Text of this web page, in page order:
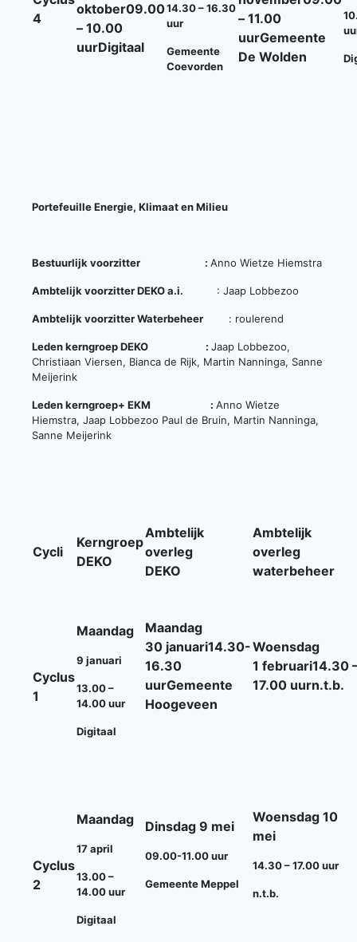
4
oktober09.00
– 10.00
uurDigitaal
14.30 – 16.30
uur
Gemeente
Coevorden
– 11.00
uurGemeente
De Wolden
Portefeuille Energie, Klimaat en Milieu
Bestuurlijk voorzitter : Anno Wietze Hiemstra
Ambtelijk voorzitter DEKO a.i. : Jaap Lobbezoo
Ambtelijk voorzitter Waterbeheer : roulerend
Leden kerngroep DEKO : Jaap Lobbezoo,
Christiaan Viersen, Bianca de Rijk, Martin Nanninga, Sanne
Meijerink
Leden kerngroep+ EKM : Anno Wietze
Hiemstra, Jaap Lobbezoo Paul de Bruin, Martin Nanninga,
Sanne Meijerink
Cycli
Kerngroep
DEKO
Ambtelijk
overleg
DEKO
Ambtelijk
overleg
waterbeheer
Cyclus
1
Maandag
9 januari
13.00 –
14.00 uur
Digitaal
Maandag
30 januari14.30-
16.30
uurGemeente
Hoogeveen
Woensdag
1 februari14.30
17.00 uurn.t.b.
Cyclus
2
Maandag
17 april
13.00 –
14.00 uur
Digitaal
Dinsdag 9 mei
09.00-11.00 uur
Gemeente Meppel
Woensdag 10
mei
14.30 – 17.00 uur
n.t.b.